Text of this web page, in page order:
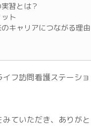
習とは？
ト
キャリアにつながる理由
イフ訪問看護ステーシ
ていただき、ありがと